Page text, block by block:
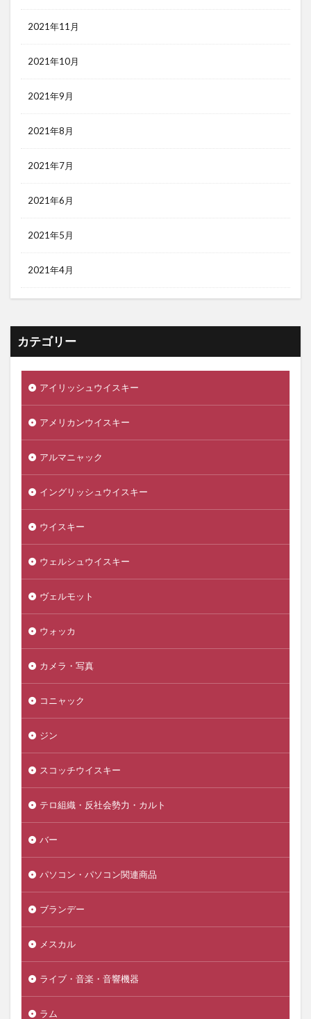
2021年11月
2021年10月
2021年9月
2021年8月
2021年7月
2021年6月
2021年5月
2021年4月
カテゴリー
アイリッシュウイスキー
アメリカンウイスキー
アルマニャック
イングリッシュウイスキー
ウイスキー
ウェルシュウイスキー
ヴェルモット
ウォッカ
カメラ・写真
コニャック
ジン
スコッチウイスキー
テロ組織・反社会勢力・カルト
バー
パソコン・パソコン関連商品
ブランデー
メスカル
ライブ・音楽・音響機器
ラム